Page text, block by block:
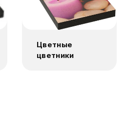
Цветные
цветники